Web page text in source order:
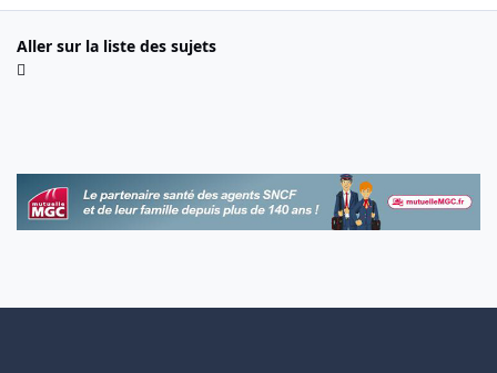
Aller sur la liste des sujets